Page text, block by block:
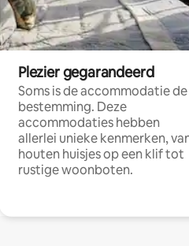
Plezier gegarandeerd
Soms is de accommodatie de
bestemming. Deze
accommodaties hebben
allerlei unieke kenmerken,
houten huisjes op een klif tot
rustige woonboten.